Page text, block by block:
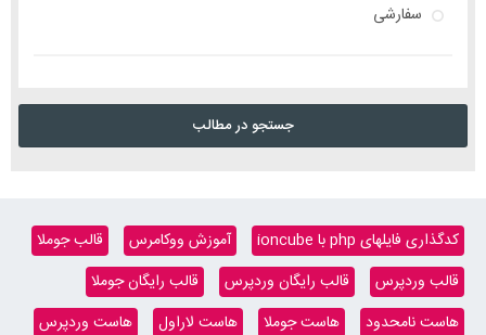
سفارشی
جستجو در مطالب
کدگذاری فایلهای php با ioncube آموزش ووکامرس
قالب جوملا
قالب وردپرس
قالب رایگان وردپرس
قالب رایگان جوملا
هاست نامحدود
هاست جوملا هاست لاراول هاست وردپرس